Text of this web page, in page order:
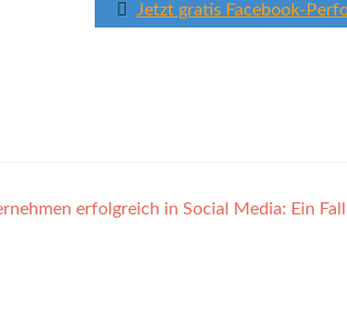
Jetzt gratis Facebook-
erfolgreich in Social Media: Ein